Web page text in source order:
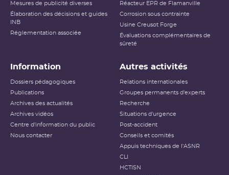
Mesures de publicité diverses
Élaboration des décisions et guides
INB
Réglementation associée
Réacteur EPR de Flamanville
Corrosion sous contrainte
Usine Creusot Forge
Évaluations complémentaires de
sûreté
Information
Dossiers pédagogiques
Publications
Archives des actualités
Archives vidéos
Centre d'information du public
Nous contacter
Autres activités
Relations internationales
Groupes permanents d'experts
Recherche
Situations d'urgence
Post-accident
Conseils et comités
Appuis techniques de l'ASNR
CLI
HCTISN